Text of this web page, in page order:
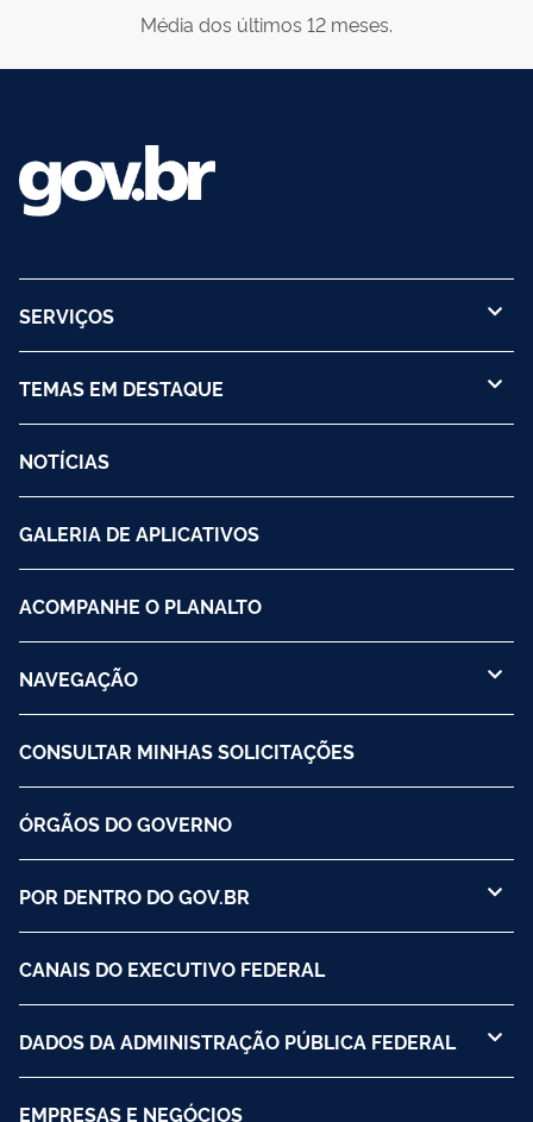
Média dos últimos 12 meses.
SERVIÇOS
TEMAS EM DESTAQUE
NOTÍCIAS
GALERIA DE APLICATIVOS
ACOMPANHE O PLANALTO
NAVEGAÇÃO
CONSULTAR MINHAS SOLICITAÇÕES
ÓRGÃOS DO GOVERNO
POR DENTRO DO GOV.BR
CANAIS DO EXECUTIVO FEDERAL
DADOS DA ADMINISTRAÇÃO PÚBLICA FEDERAL
EMPRESAS E NEGÓCIOS